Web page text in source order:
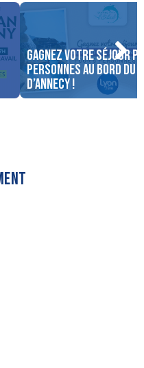
Gagnez votre séjour
personnes au bord du
d’Annecy !